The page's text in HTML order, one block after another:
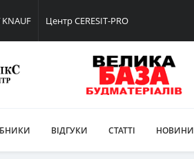
Центр CERESIT-PRO
ВІДГУКИ СТАТТІ НОВИНИ